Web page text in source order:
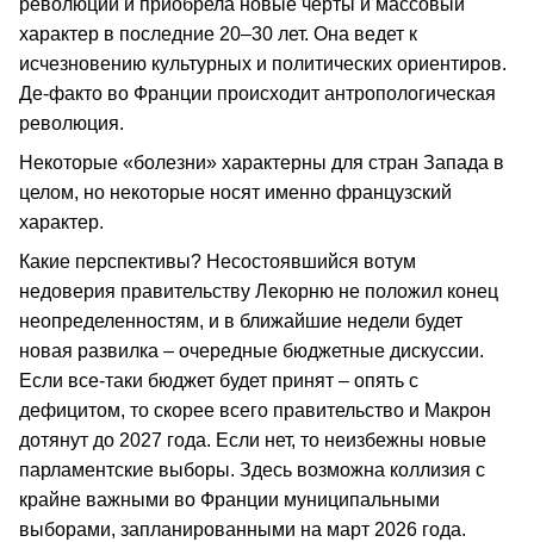
революции и приобрела новые черты и массовый
характер в последние 20–30 лет. Она ведет к
исчезновению культурных и политических ориентиров.
Де-факто во Франции происходит антропологическая
революция.
Некоторые «болезни» характерны для стран Запада в
целом, но некоторые носят именно французский
характер.
Какие перспективы? Несостоявшийся вотум
недоверия правительству Лекорню не положил конец
неопределенностям, и в ближайшие недели будет
новая развилка – очередные бюджетные дискуссии.
Если все-таки бюджет будет принят – опять с
дефицитом, то скорее всего правительство и Макрон
дотянут до 2027 года. Если нет, то неизбежны новые
парламентские выборы. Здесь возможна коллизия с
крайне важными во Франции муниципальными
выборами, запланированными на март 2026 года.